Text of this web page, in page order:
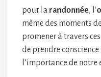
pour la randonnée, l’
même des moments
promener à travers
de prendre
l’importance de